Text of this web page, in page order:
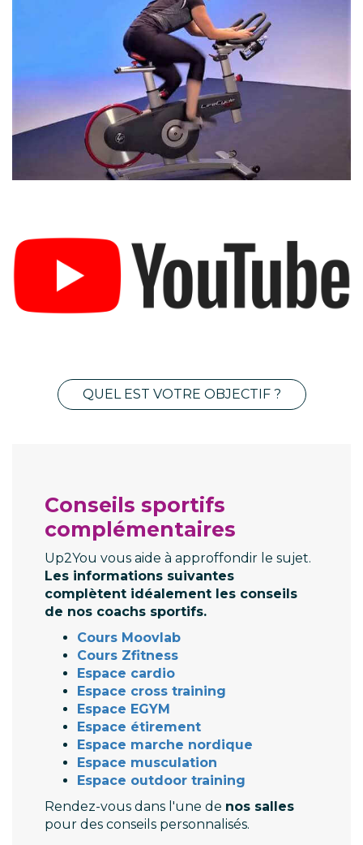
QUEL EST VOTRE OBJECTIF ?
Conseils sportifs
complémentaires
Up2You vous aide à approffondir le sujet.
Les informations suivantes
complètent idéalement les conseils
de nos coachs sportifs.
Cours Moovlab
Cours Zfitness
Espace cardio
Espace cross training
Espace EGYM
Espace étirement
Espace marche nordique
Espace musculation
Espace outdoor training
Rendez-vous dans l'une de nos salles
pour des conseils personnalisés.